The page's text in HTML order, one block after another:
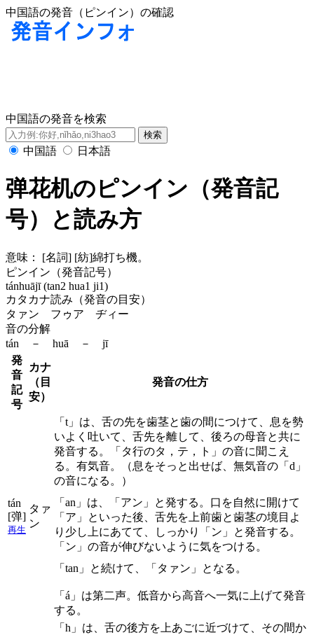
中国語の発音（ピンイン）の確認
中国語の発音を検索
中国語 日本語
弹花机のピンイン（発音記
号）と読み方
意味：
[名詞] [紡]綿打ち機。
ピンイン（発音記号）
tánhuājī (tan2 hua1 ji1)
カタカナ読み（発音の目安）
タァン フゥア ヂィー
音の分解
tán － huā － jī
発
音
記
号
カナ
（目
安）
発音の仕方
tán
[弹]
再生
タァ
ン
「t」は、舌の先を歯茎と歯の間につけて、息を勢
いよく吐いて、舌先を離して、後ろの母音と共に
発音する。「タ行のタ，テ，ト」の音に聞こえ
る。有気音。（息をそっと出せば、無気音の「d」
の音になる。）
「an」は、「アン」と発する。口を自然に開けて
「ア」といった後、舌先を上前歯と歯茎の境目よ
り少し上にあてて、しっかり「ン」と発音する。
「ン」の音が伸びないように気をつける。
「tan」と続けて、「タァン」となる。
「á」は第二声。低音から高音へ一気に上げて発音
する。
「h」は、舌の後方を上あごに近づけて、その間か